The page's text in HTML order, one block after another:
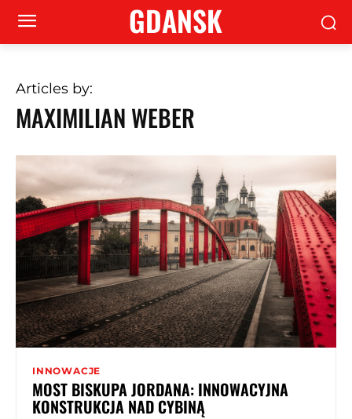
GDANSK
Articles by:
MAXIMILIAN WEBER
INNOWACJE
MOST BISKUPA JORDANA: INNOWACYJNA
KONSTRUKCJA NAD CYBINĄ